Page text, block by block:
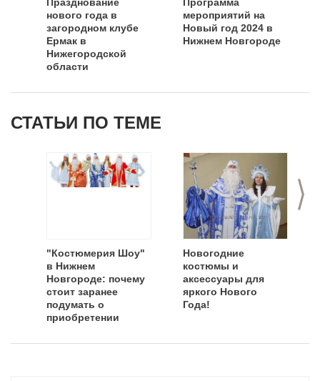
нового года в
загородном клубе
Ермак в
Нижегородской
области
мероприятий на
Новый год 2024 в
Нижнем Новгороде
СТАТЬИ ПО ТЕМЕ
>
"Костюмерия Шоу"
в Нижнем
Новгороде: почему
стоит заранее
подумать о
приобретении
костюмов?
Новогодние
костюмы и
аксессуары для
яркого Нового
Года!